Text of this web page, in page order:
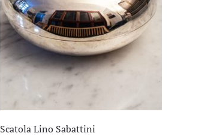
Scatola Lino Sabattini